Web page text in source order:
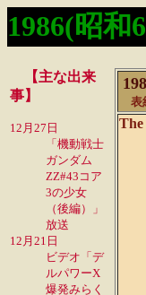
1986(昭和
【主な出来
事】
12月27日
「機動戦士
ガンダム
ZZ#43コア
3の少女
（後編）」
放送
12月21日
ビデオ「デ
ルパワーX
爆発みらく
表
The